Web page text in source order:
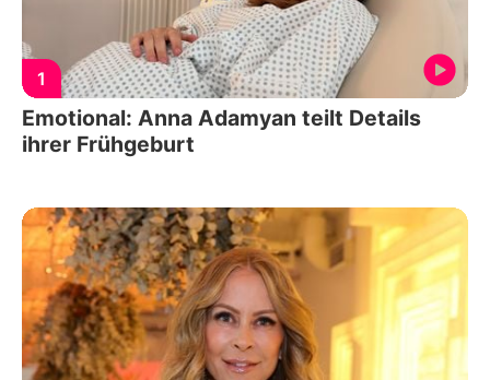
1
Emotional: Anna Adamyan teilt Details
ihrer Frühgeburt